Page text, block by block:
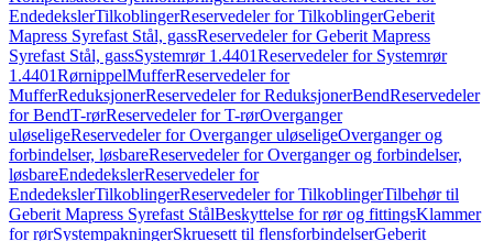
EndedekslerTilkoblingerReservedeler for TilkoblingerGeberit
Mapress Syrefast Stål, gassReservedeler for Geberit Mapress
Syrefast Stål, gassSystemrør 1.4401Reservedeler for Systemrør
1.4401RørnippelMufferReservedeler for
MufferReduksjonerReservedeler for ReduksjonerBendReservedeler
for BendT-rørReservedeler for T-rørOverganger
uløseligeReservedeler for Overganger uløseligeOverganger og
forbindelser, løsbareReservedeler for Overganger og forbindelser,
løsbareEndedekslerReservedeler for
EndedekslerTilkoblingerReservedeler for TilkoblingerTilbehør til
Geberit Mapress Syrefast StålBeskyttelse for rør og fittingsKlammer
for rørSystempakningerSkruesett til flensforbindelserGeberit